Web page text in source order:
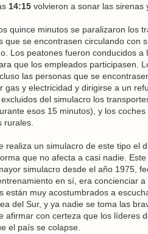
14:15 volvieron a sonar las sirenas
quince minutos se paralizaron los
que se encontrasen circulando con
Los peatones fueron conducidos
que los empleados participasen.
las personas que se
gas y electricidad y dirigirse a un
del simulacro los
esos 15 minutos), y los
rurales.
realiza un simulacro de este tipo el
que no afecta a casi nadie.
simulacro desde el año 1975,
en sí, era concienciar
están muy acostumbrados a
del Sur, y ya nadie se toma las
afirmar con certeza que los líderes
el país se colapse.